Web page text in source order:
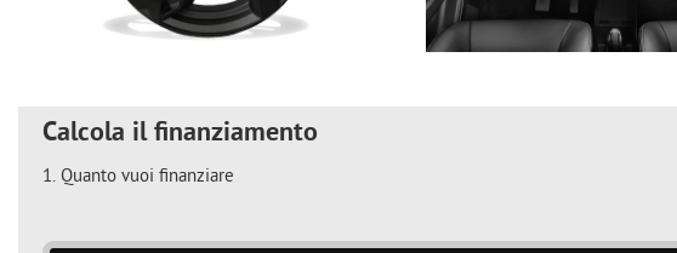
Calcola il finanziamento
1. Quanto vuoi finanziare